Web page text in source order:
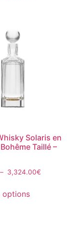
Solaris en
Taillé –
– 3,324.00€
options